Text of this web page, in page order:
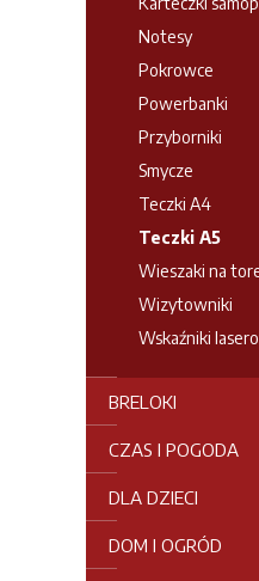
Notesy
Pokrowce
Powerbanki
Przyborniki
Smycze
Teczki A4
Teczki A5
Wieszaki na
Wizytowniki
Wskaźniki
BRELOKI
CZAS I POGODA
DLA DZIECI
DOM I OGRÓD